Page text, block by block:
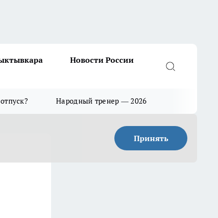
Новости России
Народный тренер — 2026
Принять